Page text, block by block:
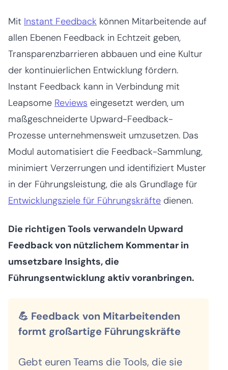
Mit Instant Feedback können Mitarbeitende auf
allen Ebenen Feedback in Echtzeit geben,
Transparenzbarrieren abbauen und eine Kultur
der kontinuierlichen Entwicklung fördern.
Instant Feedback kann in Verbindung mit
Leapsome Reviews eingesetzt werden, um
maßgeschneiderte Upward-Feedback-
Prozesse unternehmensweit umzusetzen. Das
Modul automatisiert die Feedback-Sammlung,
minimiert Verzerrungen und identifiziert Muster
in der Führungsleistung, die als Grundlage für
Entwicklungsziele für Führungskräfte dienen.
Die richtigen Tools verwandeln Upward
Feedback von nützlichem Kommentar in
umsetzbare Insights, die
Führungsentwicklung aktiv voranbringen.
💪 Feedback von Mitarbeitenden
formt großartige Führungskräfte
Gebt euren Teams die Tools, die sie